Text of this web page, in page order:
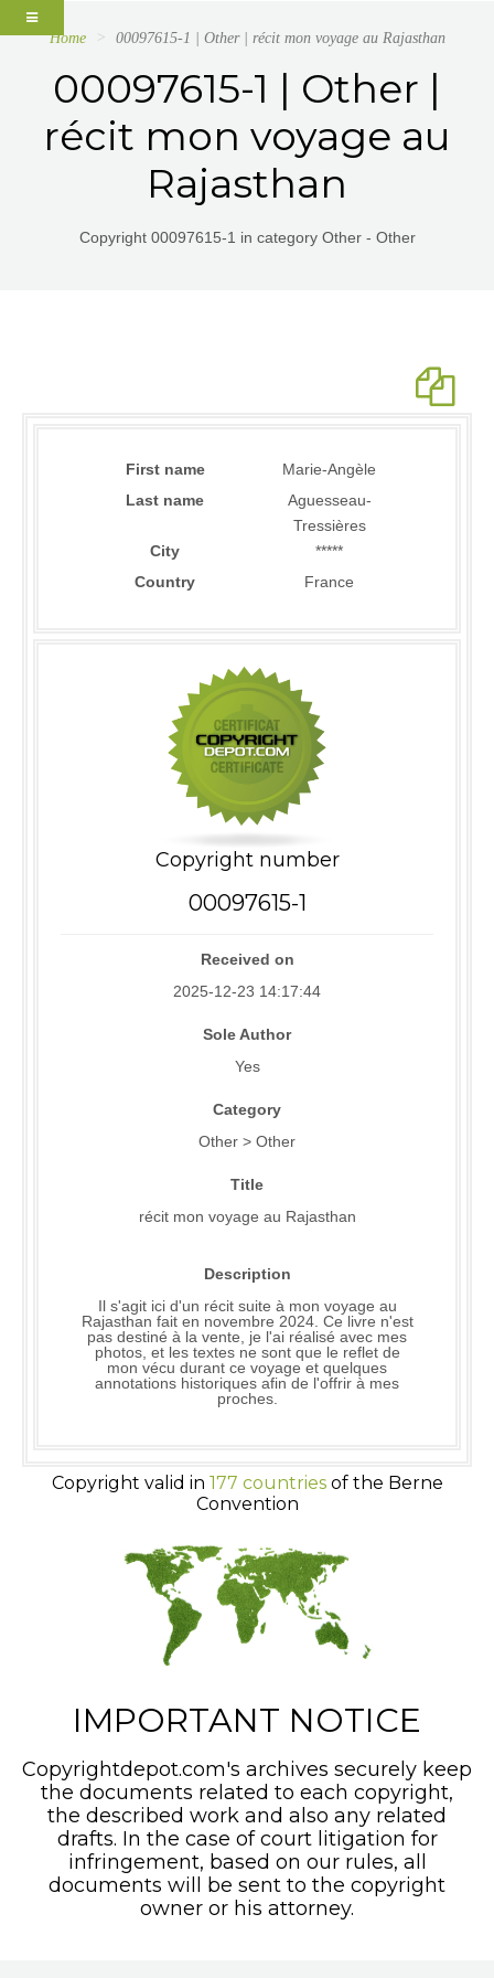
Home 00097615-1 | Other | récit mon voyage au Rajasthan
00097615-1 | Other |
récit mon voyage au
Rajasthan
Copyright 00097615-1 in category Other - Other
First name
Marie-Angèle
Last name
Aguesseau-
Tressières
City
*****
Country
France
Copyright number
00097615-1
Received on
2025-12-23 14:17:44
Sole Author
Yes
Category
Other > Other
Title
récit mon voyage au Rajasthan
Description
Il s'agit ici d'un récit suite à mon voyage au
Rajasthan fait en novembre 2024. Ce livre n'est
pas destiné à la vente, je l'ai réalisé avec mes
photos, et les textes ne sont que le reflet de
mon vécu durant ce voyage et quelques
annotations historiques afin de l'offrir à mes
proches.
Copyright valid in 177 countriesof the Berne
Convention
IMPORTANT NOTICE
Copyrightdepot.com's archives securely keep
the documents related to each copyright,
the described work and also any related
drafts. In the case of court litigation for
infringement, based on our rules, all
documents will be sent to the copyright
owner or his attorney.